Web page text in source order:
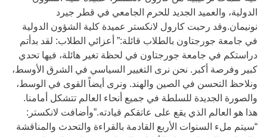
الدولية، والعميد الجديد للحرم الجامعي في قطر جيرد
نونيمان.وقد رحبت كارول لانكستر عميدة كلية الشؤون الدولية
في جامعة جورجتاون بالطلاب قائلة:” أعزائي الطلاب: لقد بدأتم
دراستكم في جامعة جورجتاون في لحظة تغير هائلة، فيها تحدي
كبير وفرصة أكبر. نحن نرى التغيير السياسي في الشرق الأوسط،
ونلاحظ التحسن في الصين والهند. ونرى أيضاً القوى في الوسط،
والصورة الجديدة للسلطة في جميع أنحاء العالم تتشكل أمامنا.
هذا هو العالم الذي يقع على عاتقكم قيادته.”وأضافت لانكستر:
“سيتم ملء السنوات الأربع القادمة بالقراءة والتحدث والمناقشة